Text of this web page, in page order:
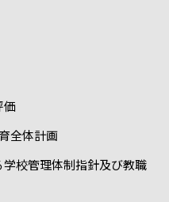
価
全体計画
校管理体制指針及び教職